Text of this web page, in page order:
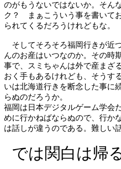
のがもうないではないか。そん
ク？ まぁこういう事を書いて
られてくるだろうけれどもな。
そしてそろそろ福岡行きが近
んのお産はいつなのか。その時
事で、スミちゃんは外で産まざ
おく手もあるけれども、そうす
いは北海道行きを断念した事に
らぬのだろうか。
福岡は日本デジタルゲーム学会
めに行かねばならぬので、行か
は話しが違うのである。難しい
では関白は帰